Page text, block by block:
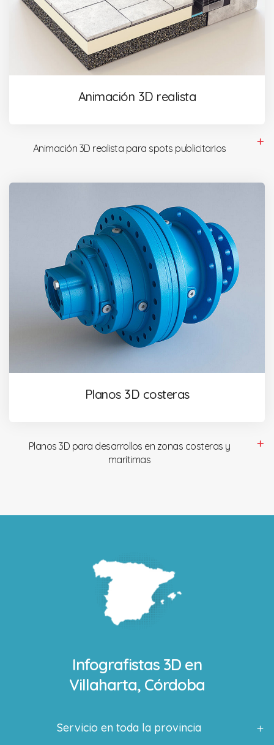
Animación 3D realista
Animación 3D realista para spots publicitarios
Planos 3D costeras
Planos 3D para desarrollos en zonas costeras y
marítimas
Infografistas 3D en
Villaharta, Córdoba
Servicio en toda la provincia